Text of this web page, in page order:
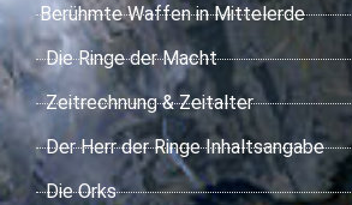
Berühmte Waffen in Mittelerde
Die Ringe der Macht
Zeitrechnung & Zeitalter
Der Herr der Ringe Inhaltsangabe
Die Orks